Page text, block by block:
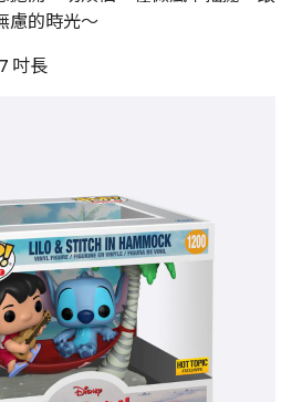
慮的時光～
吋長